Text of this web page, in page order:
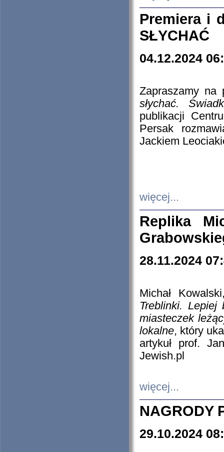
Premiera i
SŁYCHAĆ
04.12.2024
Zapraszamy
słychać.
publikacji
Persak
Jackiem
więcej...
Replika
28.11.2024
Michał
Treblinki. Lepiej
miasteczek
lokalne, który
artykuł prof.
Jewish.pl
więcej...
NAGRODY
29.10.2024